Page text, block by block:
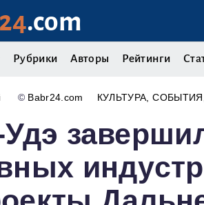
.com
Рубрики Авторы Рейтинги
© Babr24.com КУЛЬТУРА СОБЫТИЯ